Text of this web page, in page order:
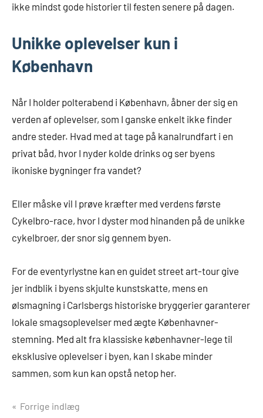
ikke mindst gode historier til festen senere på dagen.
Unikke oplevelser kun i
København
Når I holder polterabend i København, åbner der sig en
verden af oplevelser, som I ganske enkelt ikke finder
andre steder. Hvad med at tage på kanalrundfart i en
privat båd, hvor I nyder kolde drinks og ser byens
ikoniske bygninger fra vandet?
Eller måske vil I prøve kræfter med verdens første
Cykelbro-race, hvor I dyster mod hinanden på de unikke
cykelbroer, der snor sig gennem byen.
For de eventyrlystne kan en guidet street art-tour give
jer indblik i byens skjulte kunstskatte, mens en
ølsmagning i Carlsbergs historiske bryggerier garanterer
lokale smagsoplevelser med ægte Københavner-
stemning. Med alt fra klassiske københavner-lege til
eksklusive oplevelser i byen, kan I skabe minder
sammen, som kun kan opstå netop her.
Indlægsnavigation
Forrige indlæg